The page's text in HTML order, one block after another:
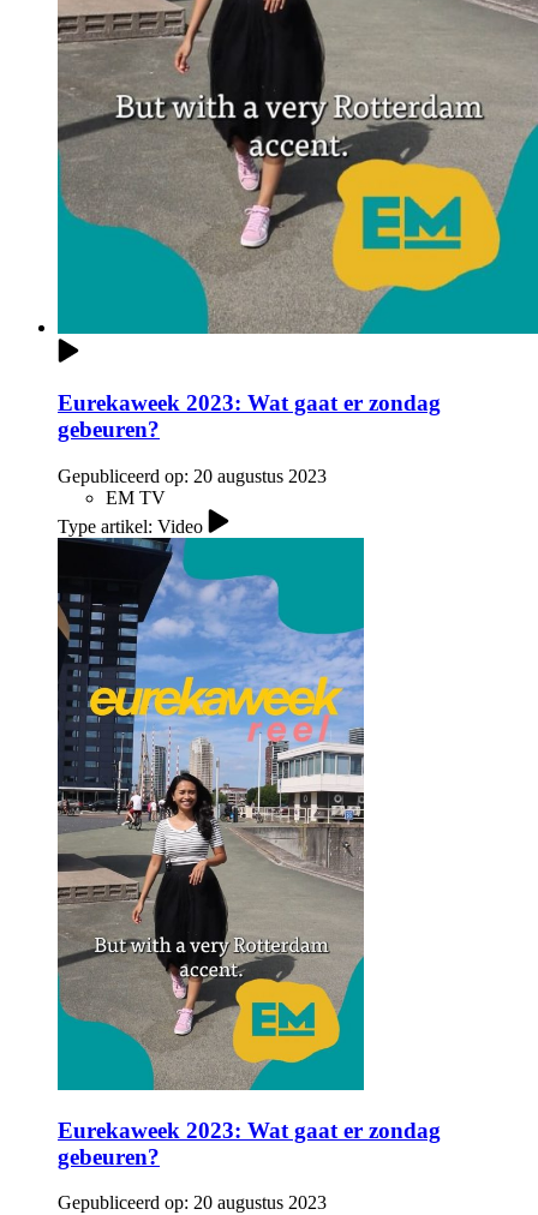
Eurekaweek 2023: Wat gaat er zondag
gebeuren?
Gepubliceerd op: 20 augustus 2023
EM TV
Type artikel: Video
Eurekaweek 2023: Wat gaat er zondag
gebeuren?
Gepubliceerd op: 20 augustus 2023